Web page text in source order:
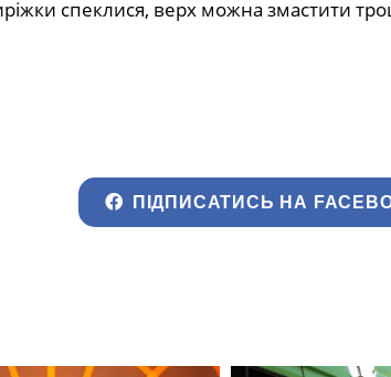
спеклися, верх можна змастити
ПІДПИСАТИСЬ НА